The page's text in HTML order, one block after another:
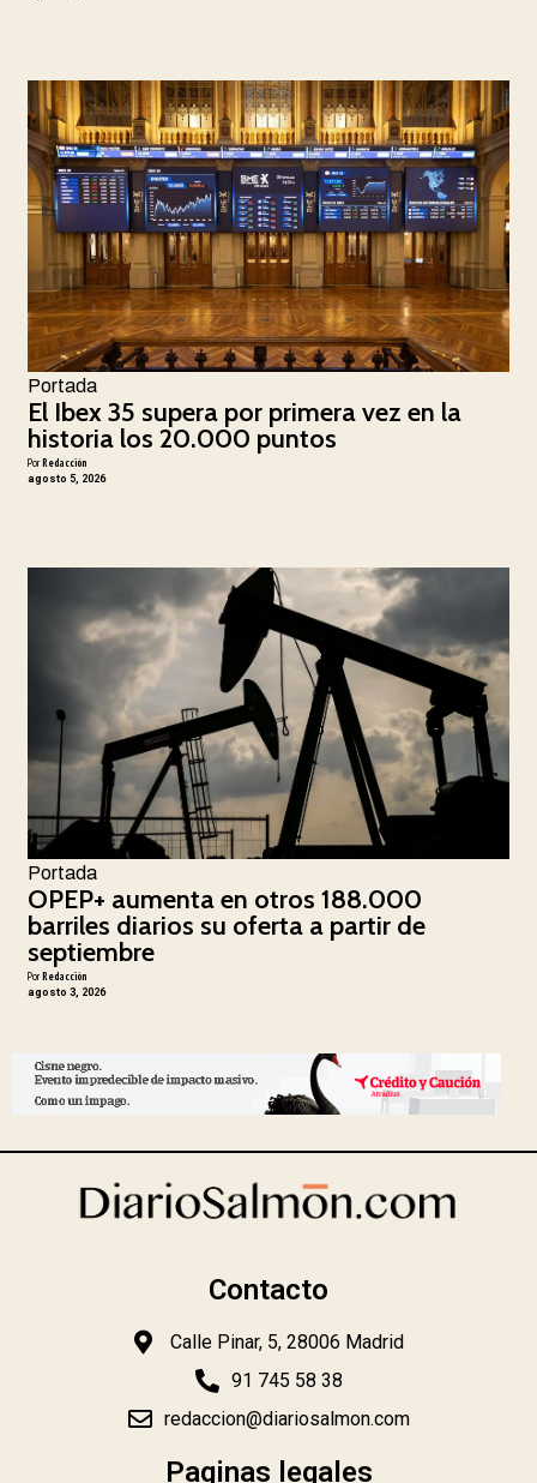
Portada
El Ibex 35 supera por primera vez en la
historia los 20.000 puntos
PorRedacción
agosto 5, 2026
Portada
OPEP+ aumenta en otros 188.000
barriles diarios su oferta a partir de
septiembre
PorRedacción
agosto 3, 2026
Contacto
Calle Pinar, 5, 28006 Madrid
91 745 58 38
redaccion@diariosalmon.com
Paginas legales